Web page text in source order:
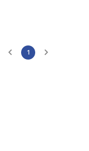
늘빵 명인이 있는 빵집으로 소
1